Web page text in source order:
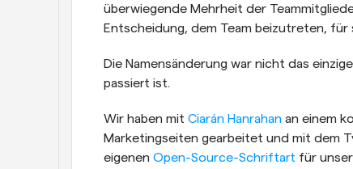
überwiegende Mehrheit der
Entscheidung, dem Team beizutreten,
Die Namensänderung war nicht das
passiert ist.
Wir haben mit Ciarán Hanrahan an einem
Marketingseiten gearbeitet und mit dem
eigenen Open-Source-Schriftart für